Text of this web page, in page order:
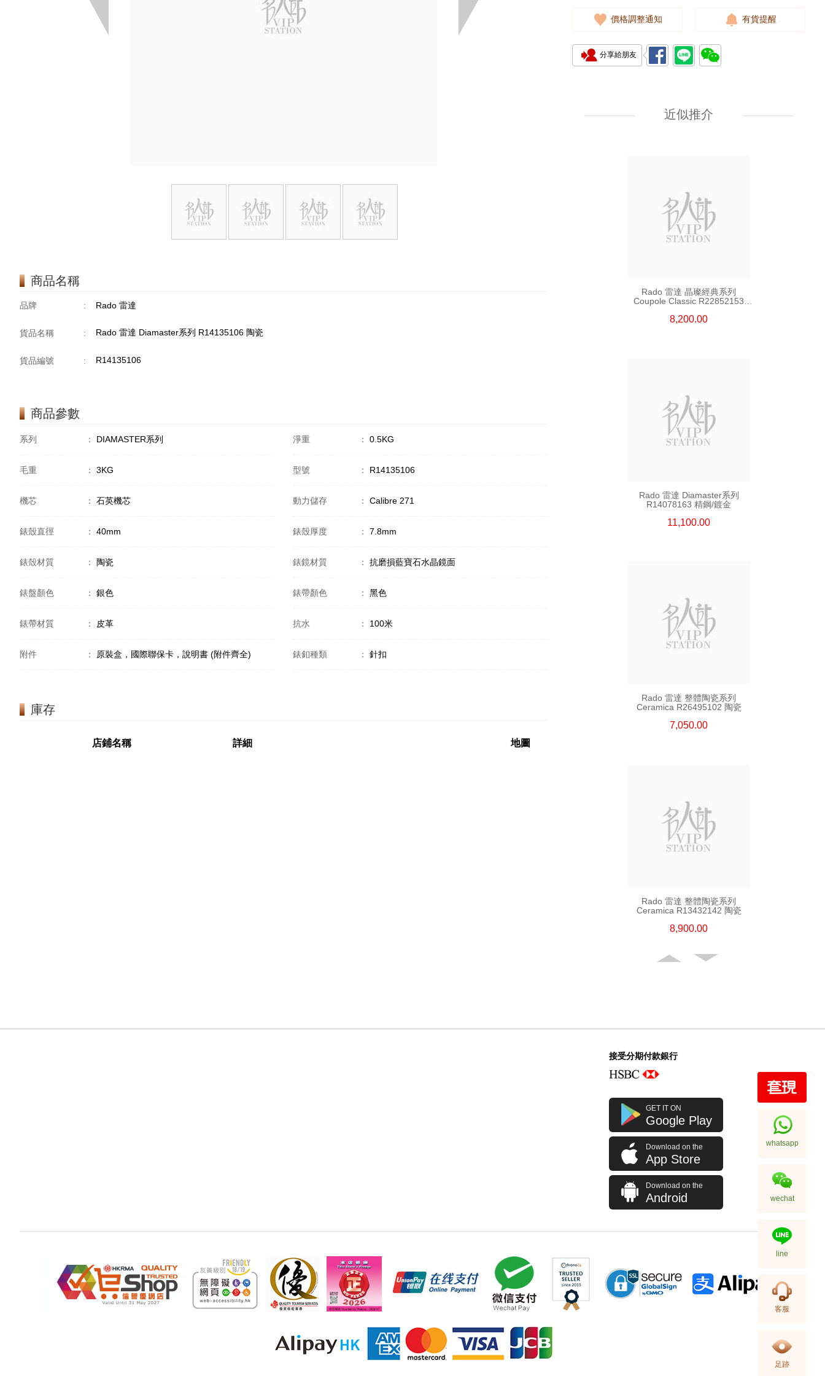
商品名稱
品牌 : Rado 雷達
貨品名稱 : Rado 雷達 Diamaster系列 R14135106 陶瓷
貨品編號 : R14135106
商品參數
系列 ： DIAMASTER系列 淨重 ： 0.5KG
毛重 ： 3KG 型號 ： R14135106
機芯 ： 石英機芯 動力儲存 ： Calibre 271
錶殼直徑 ： 40mm 錶殼厚度 ： 7.8mm
錶殼材質 ： 陶瓷 錶鏡材質 ： 抗磨損藍寶石水晶鏡面
錶盤顏色 ： 銀色 錶帶顏色 ： 黑色
錶帶材質 ： 皮革 抗水 ： 100米
附件 ： 原裝盒，國際聯保卡，說明書 (附件齊全) 錶釦種類 ： 針扣
庫存
店鋪名稱 詳細 地圖
價格調整通知 有貨提醒
分享給朋友
近似推介
8,900.00
Rado 雷達 晶璨經典系列
Coupole Classic R22852153
8,200.00
Rado 雷達 Diamaster系列
R14078163 精鋼/鍍金
11,100.00
Rado 雷達 整體陶瓷系列
Ceramica R26495102 陶瓷
7,050.00
Rado 雷達 整體陶瓷系列
Ceramica R13432142 陶瓷
8,900.00
Rado 雷達 Integral R20488172
精鋼
7,150.00
接受分期付款銀行
GET IT ON
Google Play
Download on the
App Store
Download on the
Android
whatsapp
wechat
line
客服
足跡